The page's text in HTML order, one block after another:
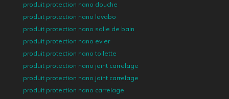
produit protection nano douche
produit protection nano lavabo
produit protection nano salle de bain
produit protection nano evier
produit protection nano toilette
produit protection nano joint carrelage
produit protection nano joint carrelage
produit protection nano carrelage